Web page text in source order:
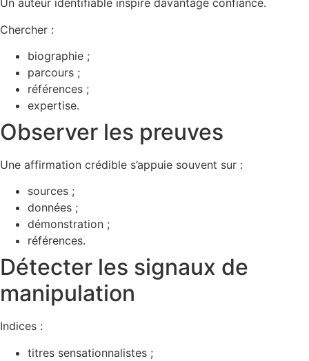
Un auteur identifiable inspire davantage confiance.
Chercher :
biographie ;
parcours ;
références ;
expertise.
Observer les preuves
Une affirmation crédible s’appuie souvent sur :
sources ;
données ;
démonstration ;
références.
Détecter les signaux de
manipulation
Indices :
titres sensationnalistes ;